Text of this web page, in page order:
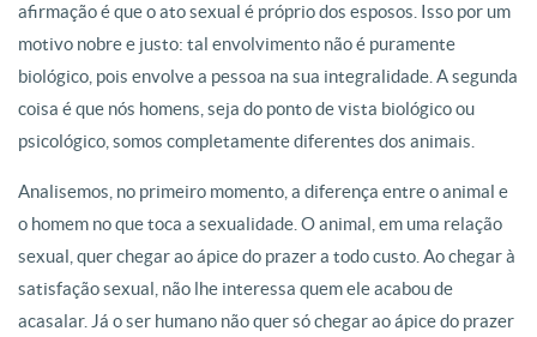
afirmação é que o ato sexual é próprio dos esposos. Isso por um
motivo nobre e justo: tal envolvimento não é puramente
biológico, pois envolve a pessoa na sua integralidade. A segunda
coisa é que nós homens, seja do ponto de vista biológico ou
psicológico, somos completamente diferentes dos animais.
Analisemos, no primeiro momento, a diferença entre o animal e
o homem no que toca a sexualidade. O animal, em uma relação
sexual, quer chegar ao ápice do prazer a todo custo. Ao chegar à
satisfação sexual, não lhe interessa quem ele acabou de
acasalar. Já o ser humano não quer só chegar ao ápice do prazer